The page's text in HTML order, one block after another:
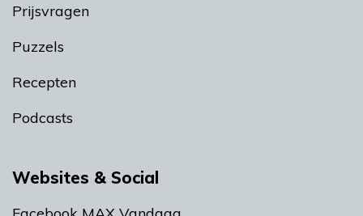
Prijsvragen
Puzzels
Recepten
Podcasts
Websites & Social